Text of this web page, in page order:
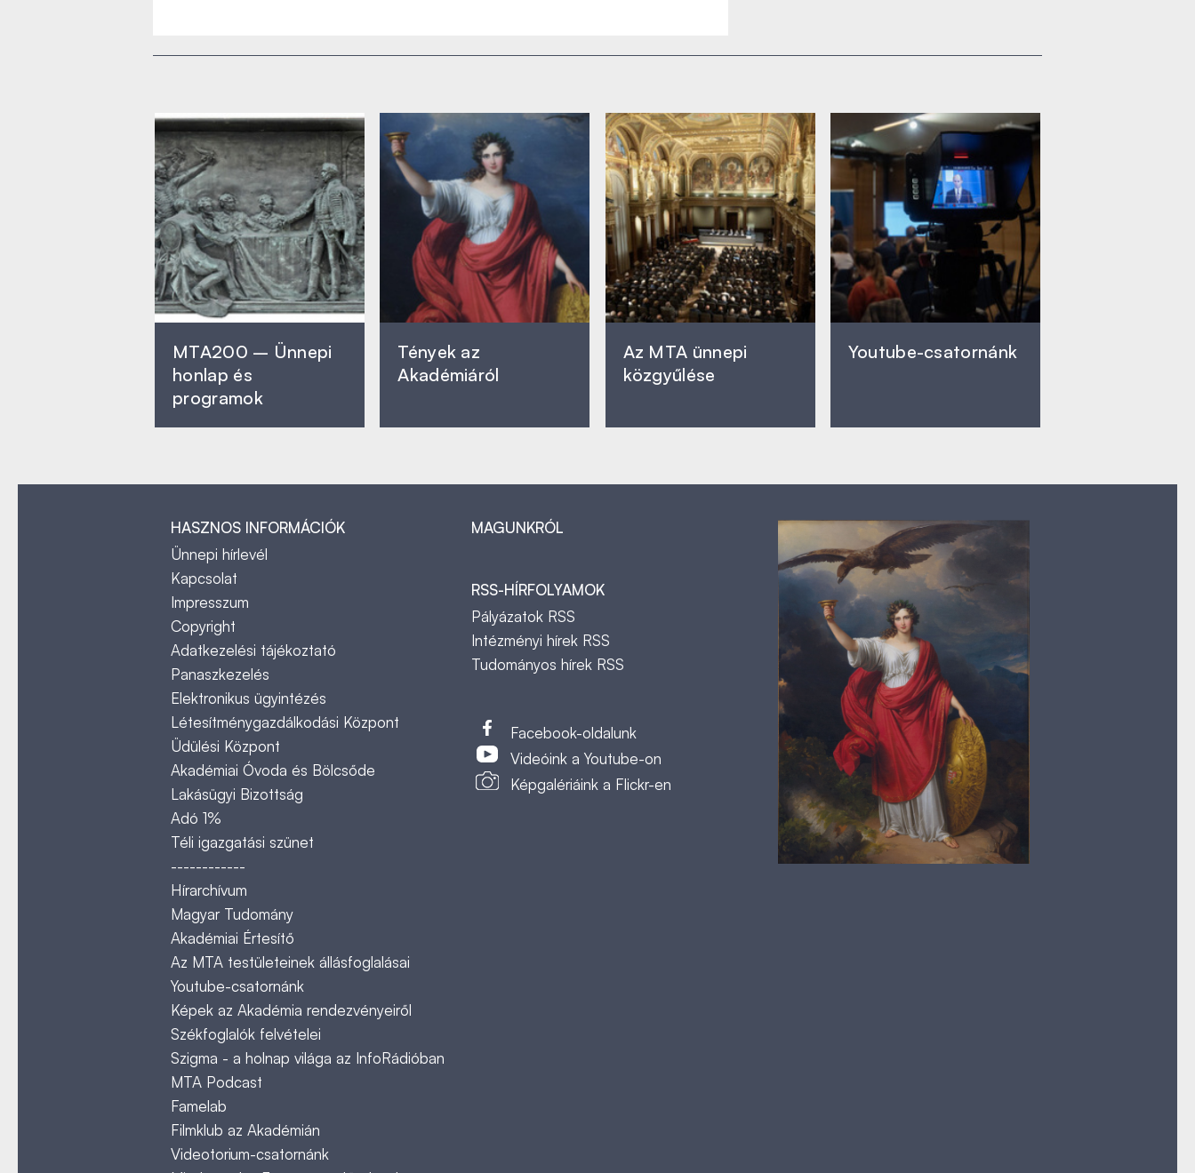
MTA200 – Ünnepi
honlap és
programok
Tények az
Akadémiáról
Az MTA ünnepi
közgyűlése
Youtube-csatornánk
HASZNOS INFORMÁCIÓK
Ünnepi hírlevél
Kapcsolat
Impresszum
Copyright
Adatkezelési tájékoztató
Panaszkezelés
Elektronikus ügyintézés
Létesítménygazdálkodási Központ
Üdülési Központ
Akadémiai Óvoda és Bölcsőde
Lakásügyi Bizottság
Adó 1%
Téli igazgatási szünet
------------
Hírarchívum
Magyar Tudomány
Akadémiai Értesítő
Az MTA testületeinek állásfoglalásai
Youtube-csatornánk
Képek az Akadémia rendezvényeiről
Székfoglalók felvételei
Szigma - a holnap világa az InfoRádióban
MTA Podcast
Famelab
Filmklub az Akadémián
Videotorium-csatornánk
MAGUNKRÓL
RSS-HÍRFOLYAMOK
Pályázatok RSS
Intézményi hírek RSS
Tudományos hírek RSS
Facebook-oldalunk
Videóink a Youtube-on
Képgalériáink a Flickr-en